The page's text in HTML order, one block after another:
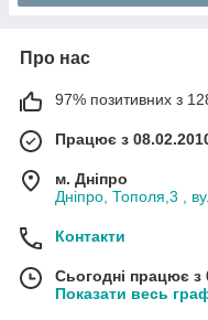
Про нас
97% позитивних з 128
Працює з
м. Дніпро
Дніпро, Тополя,3 ,
Контакти
Сьогодні працює з
Показати весь